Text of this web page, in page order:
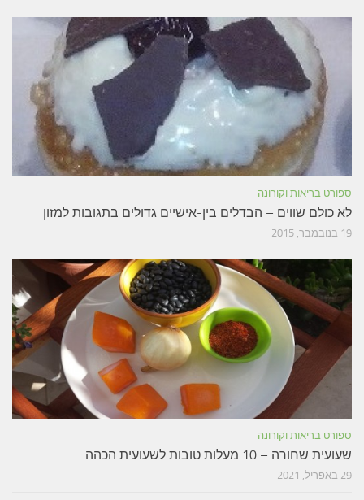
ספורט בריאות וקורונה
לא כולם שווים – הבדלים בין-אישיים גדולים בתגובות למזון
19 בנובמבר, 2015
ספורט בריאות וקורונה
שעועית שחורה – 10 מעלות טובות לשעועית הכהה
29 באפריל, 2021